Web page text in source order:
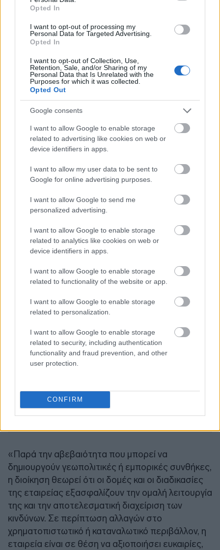
Opted In
I want to opt-out of processing my
Personal Data for Targeted Advertising.
Opted In
I want to opt-out of Collection, Use,
Retention, Sale, and/or Sharing of my
Personal Data that Is Unrelated with the
Purposes for which it was collected.
Opted Out
Google consents
I want to allow Google to enable storage
related to advertising like cookies on web or
device identifiers in apps.
I want to allow my user data to be sent to
Google for online advertising purposes.
I want to allow Google to send me
personalized advertising.
I want to allow Google to enable storage
related to analytics like cookies on web or
device identifiers in apps.
I want to allow Google to enable storage
related to functionality of the website or app.
I want to allow Google to enable storage
related to personalization.
I want to allow Google to enable storage
related to security, including authentication
functionality and fraud prevention, and other
user protection.
CONFIRM
Μέση Ανατολή
Όπως επισημαίνει η διοίκηση, η εταιρεία
εγχώριες οικονομικές εξελίξεις
συμπεριλαμβανομένου και του πρόσφατου
πολέμου στον Περσικό κόλπο, αξιολογώντας
τυχόν επιπτώσεις στις αγορές και στη ζήτηση για
τα προϊόντα της.
«Παρά την αβεβαιότητα που μπορεί να
δημιουργούν γεωπολιτικές ή εμπορικές συνθήκες,
η διοίκηση θεωρεί ότι οι δομές και οι διαδικασίες
της εταιρείας εξασφαλίζουν την ομαλή λειτουργία
της και την αποτελεσματική διαχείριση των
κινδύνων. Σε περίπτωση αλλαγών στο
χρηματοπιστωτικό ή καταναλωτικό περιβάλλον, η
εταιρεία είναι σε θέση να αξιοποιήσει ευκαιρίες,